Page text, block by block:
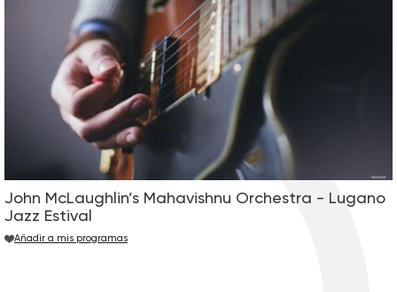
John McLaughlin’s Mahavishnu Orchestra - Lugano
Jazz Estival
Añadir a mis programas